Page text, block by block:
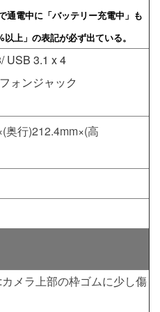
通電中に「バッテリー充電中」も
以上」の表記が必ず出ている。
USB 3.1 x 4
ォンジャック
奥行)212.4mm×(高
メラ上部の枠ゴムに少し傷